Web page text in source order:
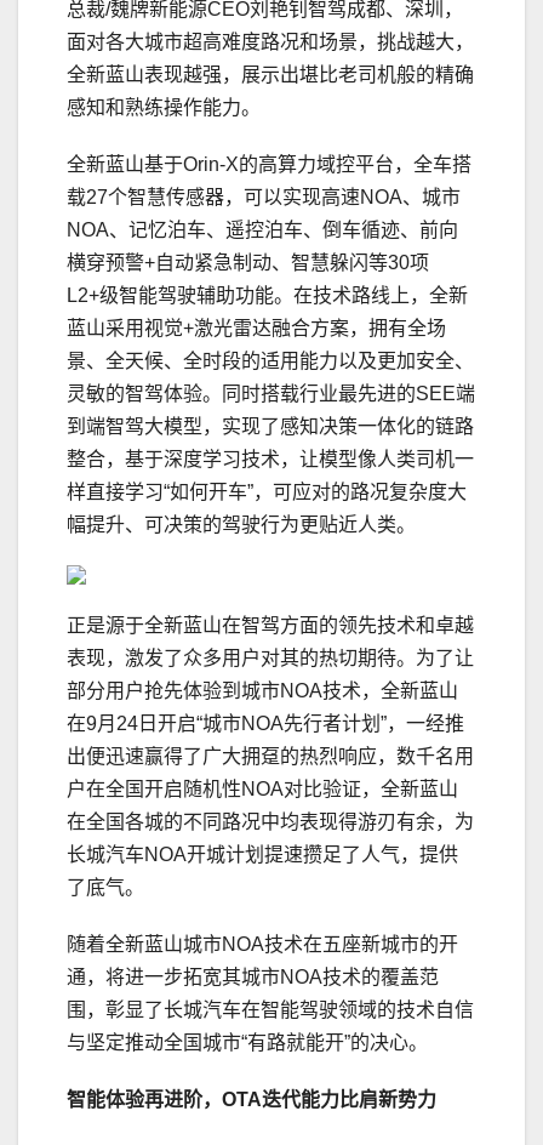
总裁/魏牌新能源CEO刘艳钊智驾成都、深圳，
面对各大城市超高难度路况和场景，挑战越大，
全新蓝山表现越强，展示出堪比老司机般的精确
感知和熟练操作能力。
全新蓝山基于Orin-X的高算力域控平台，全车搭
载27个智慧传感器，可以实现高速NOA、城市
NOA、记忆泊车、遥控泊车、倒车循迹、前向
横穿预警+自动紧急制动、智慧躲闪等30项
L2+级智能驾驶辅助功能。在技术路线上，全新
蓝山采用视觉+激光雷达融合方案，拥有全场
景、全天候、全时段的适用能力以及更加安全、
灵敏的智驾体验。同时搭载行业最先进的SEE端
到端智驾大模型，实现了感知决策一体化的链路
整合，基于深度学习技术，让模型像人类司机一
样直接学习“如何开车”，可应对的路况复杂度大
幅提升、可决策的驾驶行为更贴近人类。
正是源于全新蓝山在智驾方面的领先技术和卓越
表现，激发了众多用户对其的热切期待。为了让
部分用户抢先体验到城市NOA技术，全新蓝山
在9月24日开启“城市NOA先行者计划”，一经推
出便迅速赢得了广大拥趸的热烈响应，数千名用
户在全国开启随机性NOA对比验证，全新蓝山
在全国各城的不同路况中均表现得游刃有余，为
长城汽车NOA开城计划提速攒足了人气，提供
了底气。
随着全新蓝山城市NOA技术在五座新城市的开
通，将进一步拓宽其城市NOA技术的覆盖范
围，彰显了长城汽车在智能驾驶领域的技术自信
与坚定推动全国城市“有路就能开”的决心。
智能体验再进阶， OTA迭代能力比肩新势力